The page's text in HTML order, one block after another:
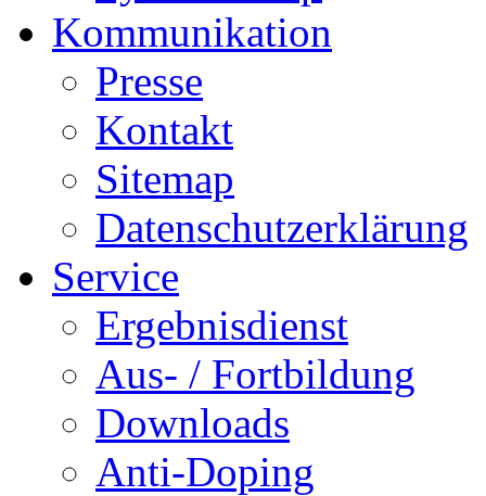
Kommunikation
Presse
Kontakt
Sitemap
Datenschutzerklärung
Service
Ergebnisdienst
Aus- / Fortbildung
Downloads
Anti-Doping